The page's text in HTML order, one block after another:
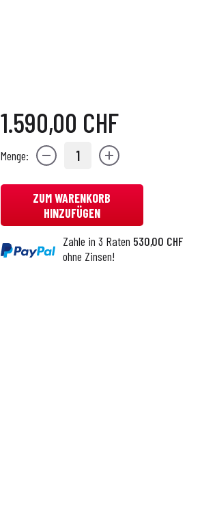
1.590,00 CHF
Menge: 1
ZUM WARENKORB
HINZUFÜGEN
Zahle in 3 Raten 530,00 CHF
ohne Zinsen!